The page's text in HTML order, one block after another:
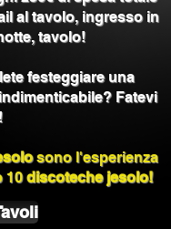
al tavolo, ingresso in
tavolo!
festeggiare una
Fatevi
sono l'esperienza
10discoteche jesolo!